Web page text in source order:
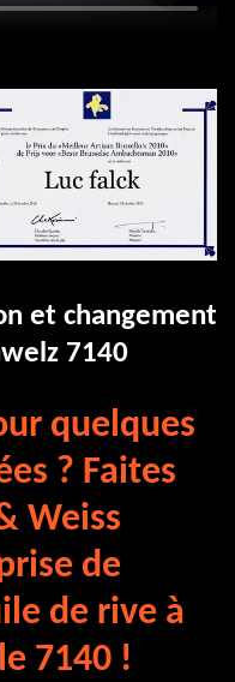
et changement
7140
quelques
? Faites
Weiss
de
de rive à
7140 !